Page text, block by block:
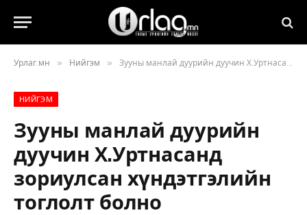
Урлаг.мн » Нийгэм » Зууны манлай дуурийн дуучин Х.Уртнасанд зориулсан хүндэтгэлийн тоглолт болно
НИЙГЭМ
Зууны манлай дуурийн
дуучин Х.Уртнасанд
зориулсан хүндэтгэлийн
тоглолт болно